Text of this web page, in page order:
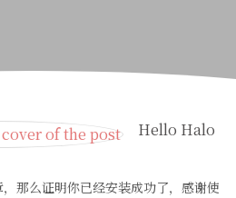
Hello Halo
那么证明你已经安装成功了，感谢使